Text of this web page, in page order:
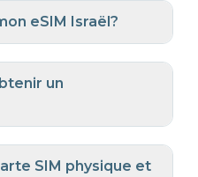
eSIM Israël?
un
SIM physique et